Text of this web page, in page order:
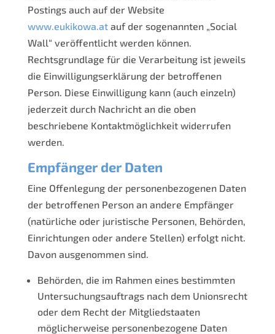
Postings auch auf der Website
www.eukikowa.atauf der sogenannten „Social
Wall“ veröffentlicht werden können.
Rechtsgrundlage für die Verarbeitung ist jeweils
die Einwilligungserklärung der betroffenen
Person. Diese Einwilligung kann (auch einzeln)
jederzeit durch Nachricht an die oben
beschriebene Kontaktmöglichkeit widerrufen
werden.
Empfänger der Daten
Eine Offenlegung der personenbezogenen Daten
der betroffenen Person an andere Empfänger
(natürliche oder juristische Personen, Behörden,
Einrichtungen oder andere Stellen) erfolgt nicht.
Davon ausgenommen sind.
Behörden, die im Rahmen eines bestimmten
Untersuchungsauftrags nach dem Unionsrecht
oder dem Recht der Mitgliedstaaten
möglicherweise personenbezogene Daten